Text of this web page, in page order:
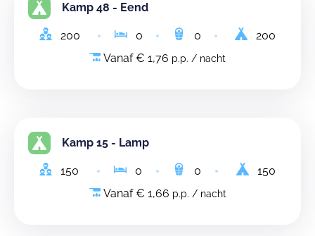
Kamp 48 - Eend
200 0 0
200
Vanaf € 1,76 p.p. / nacht
Kamp 15 - Lamp
150 0 0
150
Vanaf € 1,66 p.p. / nacht